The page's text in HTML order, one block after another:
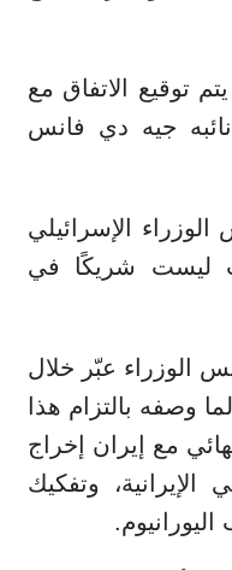
توقيع الاتفاق مع
جيه دي فانس
الإسرائيلي
ليست شريكًا في
الوزراء عبّر خلال
وصفه بالتزام هذا
مع إيران إخراج
الإيرانية، وتفكيك
اليورانيوم.